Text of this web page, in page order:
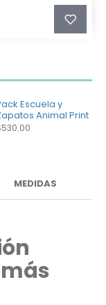
Escuela y
Animal Print
MEDIDAS